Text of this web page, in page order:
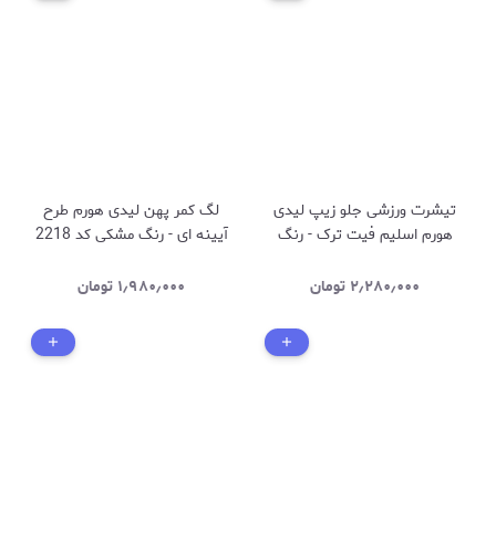
تیشرت ورزشی جلو زیپ لیدی
هورم اسلیم فیت ترک - رنگ
۲٫۲۸۰٫۰۰۰ تومان
لگ کمر پهن لیدی هورم طرح
آیینه ای - رنگ مشکی کد 2218
۱٫۹۸۰٫۰۰۰ تومان